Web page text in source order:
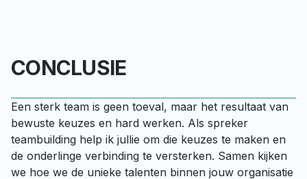
CONCLUSIE
Een sterk team is geen toeval, maar het resultaat van
bewuste keuzes en hard werken. Als spreker
teambuilding help ik jullie om die keuzes te maken en
de onderlinge verbinding te versterken. Samen kijken
we hoe we de unieke talenten binnen jouw organisatie